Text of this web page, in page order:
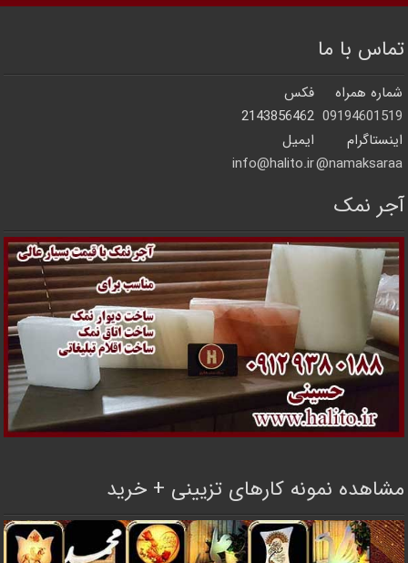
تماس با ما
شماره همراه
فکس
09194601519
2143856462
اینستاگرام
ایمیل
namaksaraa@
info@halito.ir
آجر نمک
مشاهده نمونه کارهای تزیینی + خرید